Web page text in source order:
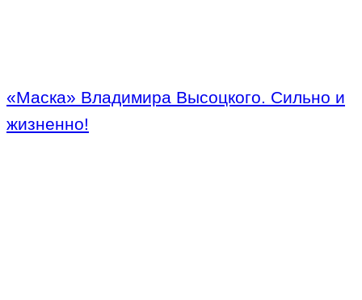
«Маска» Владимира Высоцкого. Сильно и
жизненно!